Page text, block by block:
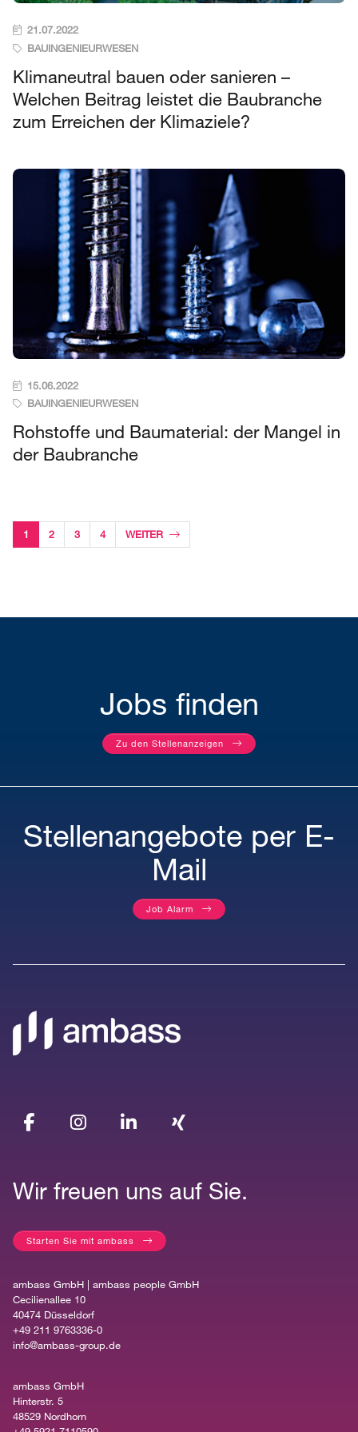
21.07.2022
BAUINGENIEURWESEN
Klimaneutral bauen oder sanieren –
Welchen Beitrag leistet die Baubranche
zum Erreichen der Klimaziele?
15.06.2022
BAUINGENIEURWESEN
Rohstoffe und Baumaterial: der Mangel in
der Baubranche
1 2 3 4 WEITER
Jobs finden
Zu den Stellenanzeigen
Stellenangebote per E-
Mail
Job Alarm
Wir freuen uns auf Sie.
Starten Sie mit ambass
ambass GmbH | ambass people GmbH
Cecilienallee 10
40474 Düsseldorf
+49 211 9763336-0
info@ambass-group.de
ambass GmbH
Hinterstr. 5
48529 Nordhorn